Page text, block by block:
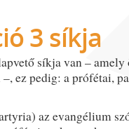
3 síkja
síkja van – amely
ez pedig: a prófétai,
az evangélium